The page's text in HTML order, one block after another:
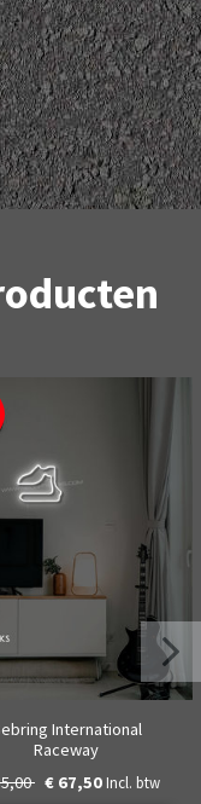
International
Raceway
€ 67,50 Incl. btw